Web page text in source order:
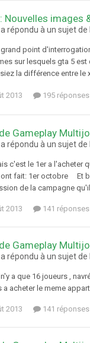
Nouvelles images
répondu à un sujet de
point
sur lesquels gta 5 est
la différence entre le
2013 195 réponses
Gameplay
répondu à un sujet de
c'est le 1er a l'acheter
fait: 1er octobre Et
de la campagne
2013 141 réponses
Gameplay
répondu à un sujet de
a que 16 joueurs ,
a acheter le meme
2013 141 réponses